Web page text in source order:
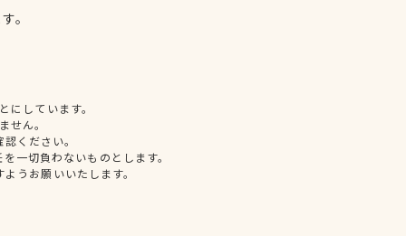
。
しています。
せん。
ください。
一切負わないものとします。
うお願いいたします。